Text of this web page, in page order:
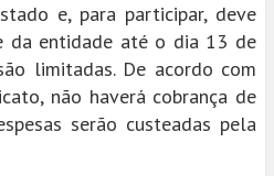
e, para participar, deve
da entidade até o dia 13 de
limitadas. De acordo com
não haverá cobrança de
serão custeadas pela